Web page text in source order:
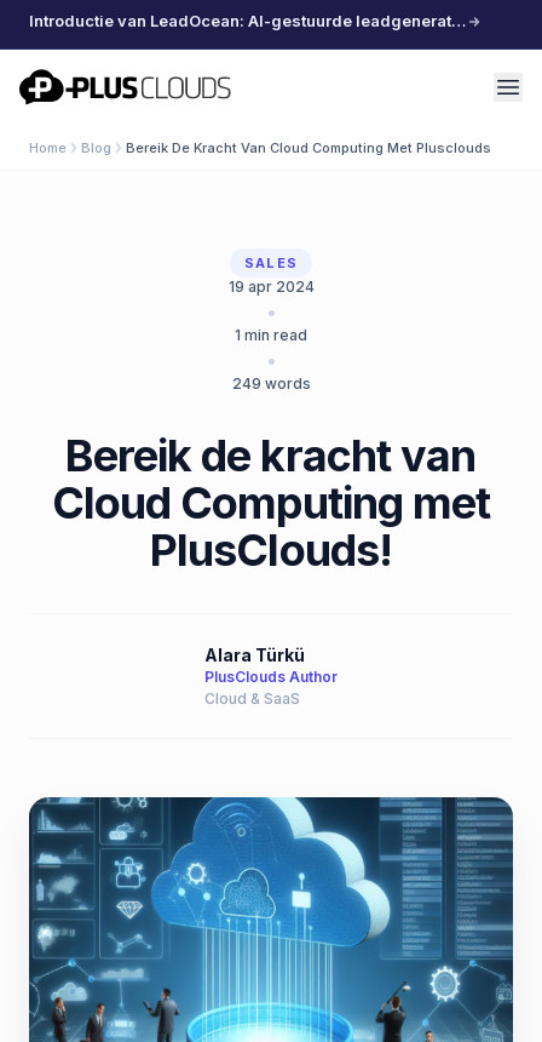
Introductie van LeadOcean: AI-gestuurde leadgeneratie, samengestelde data, moeiteloos schalen
PlusClouds
Home Blog Bereik De Kracht Van Cloud Computing Met Plusclouds
SALES
19 apr 2024
•
1 min read
•
249 words
Bereik de kracht van
Cloud Computing met
PlusClouds!
Alara Türkü
PlusClouds Author
Cloud & SaaS